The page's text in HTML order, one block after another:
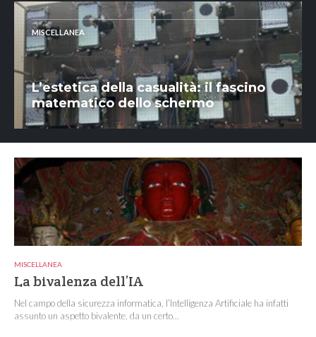
MISCELLANEA
L’estetica della casualità: il fascino
matematico dello schermo
MISCELLANEA
La bivalenza dell’IA
Nel campo della sicurezza informatica, l’Intelligenza Artificiale ha infatti
assunto un aspetto bivalente, da un certo...